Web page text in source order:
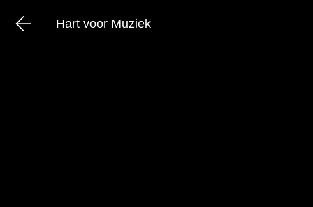
Hart voor Muziek